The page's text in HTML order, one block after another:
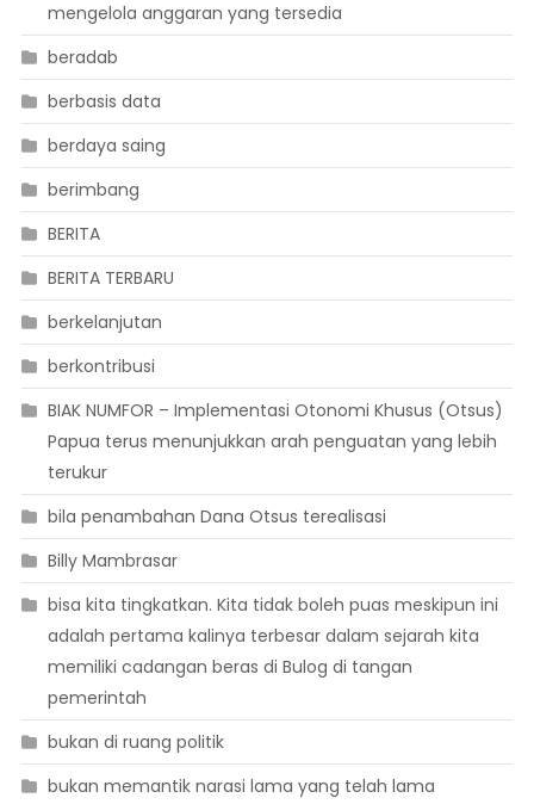
mengelola anggaran yang tersedia
beradab
berbasis data
berdaya saing
berimbang
BERITA
BERITA TERBARU
berkelanjutan
berkontribusi
BIAK NUMFOR – Implementasi Otonomi Khusus (Otsus)
Papua terus menunjukkan arah penguatan yang lebih
terukur
bila penambahan Dana Otsus terealisasi
Billy Mambrasar
bisa kita tingkatkan. Kita tidak boleh puas meskipun ini
adalah pertama kalinya terbesar dalam sejarah kita
memiliki cadangan beras di Bulog di tangan
pemerintah
bukan di ruang politik
bukan memantik narasi lama yang telah lama